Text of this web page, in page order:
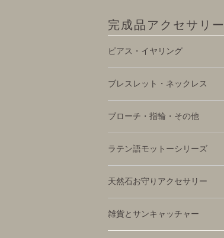
完成品アクセサリー
ピアス・イヤリング
ブレスレット・ネックレス
ブローチ・指輪・その他
ラテン語モットーシリーズ
天然石お守りアクセサリー
雑貨とサンキャッチャー